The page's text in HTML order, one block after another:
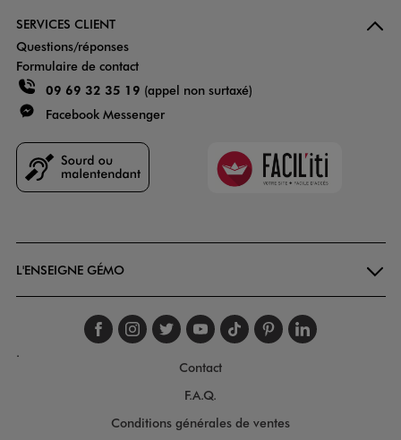
SERVICES CLIENT
Questions/réponses
Formulaire de contact
09 69 32 35 19 (appel non surtaxé)
Facebook Messenger
Faciliti
L'ENSEIGNE GÉMO
Suivez-nous sur
Suivez-nous sur
Suivez-nous sur
Suivez-nous
Suivez-nous
Suivez-
.
Contact
F.A.Q.
Conditions générales de ventes